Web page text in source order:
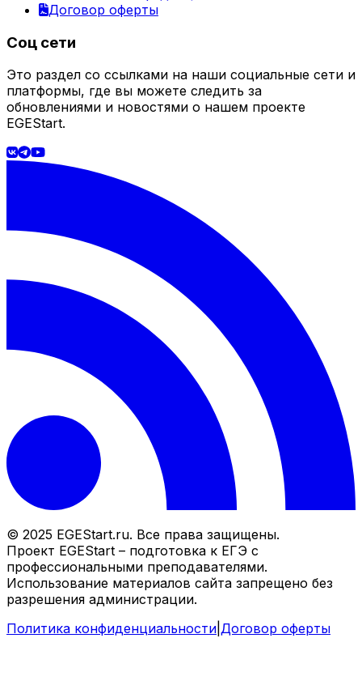
Договор оферты
Соц сети
Это раздел со ссылками на наши социальные сети и
платформы, где вы можете следить за
обновлениями и новостями о нашем проекте
EGEStart.
© 2025 EGEStart.ru. Все права защищены.
Проект EGEStart – подготовка к ЕГЭ с
профессиональными преподавателями.
Использование материалов сайта запрещено без
разрешения администрации.
Политика конфиденциальности Договор оферты